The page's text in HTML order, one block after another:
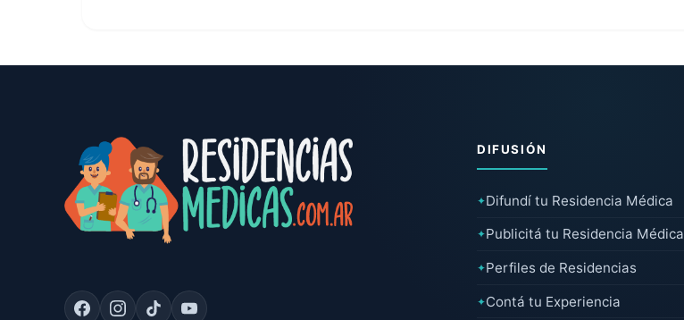
DIFUSIÓN
✦Difundí tu Residencia Médica
✦Publicitá tu Residencia Médica
✦Perfiles de Residencias
✦Contá tu Experiencia